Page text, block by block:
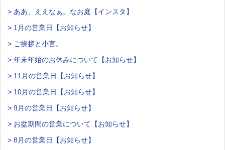
> ああ、ええなぁ。なお庭【インスタ】
> 1月の営業日【お知らせ】
> ご挨拶と小言。
> 年末年始のお休みについて【お知らせ】
> 11月の営業日【お知らせ】
> 10月の営業日【お知らせ】
> 9月の営業日【お知らせ】
> お盆期間の営業について【お知らせ】
> 8月の営業日【お知らせ】